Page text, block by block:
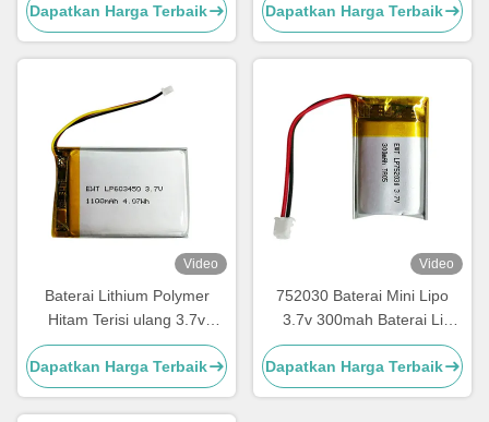
Dapatkan Harga Terbaik
402530
Dapatkan Harga Terbaik
Video
Baterai Lithium Polymer
Hitam Terisi ulang 3.7v
1100mah Lipo Baterai Pack
Dapatkan Harga Terbaik
Video
752030 Baterai Mini Lipo
3.7v 300mah Baterai Li
Polymer isi ulang
Dapatkan Harga Terbaik